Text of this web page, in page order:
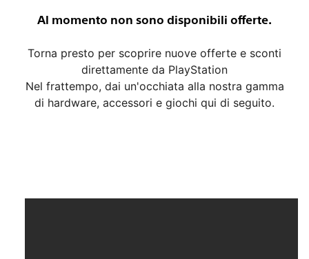
Al momento non sono disponibili offerte.
Torna presto per scoprire nuove offerte e sconti
direttamente da PlayStation
Nel frattempo, dai un'occhiata alla nostra gamma
di hardware, accessori e giochi qui di seguito.